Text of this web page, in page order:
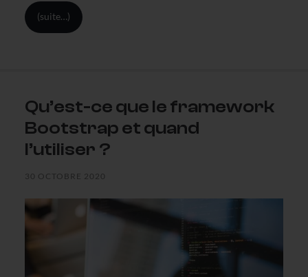
(suite…)
Qu’est-ce que le framework
Bootstrap et quand
l’utiliser ?
30 OCTOBRE 2020